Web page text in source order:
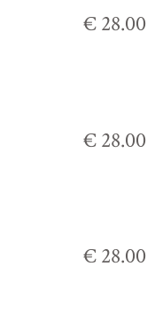
€ 28.00
€ 28.00
€ 28.00